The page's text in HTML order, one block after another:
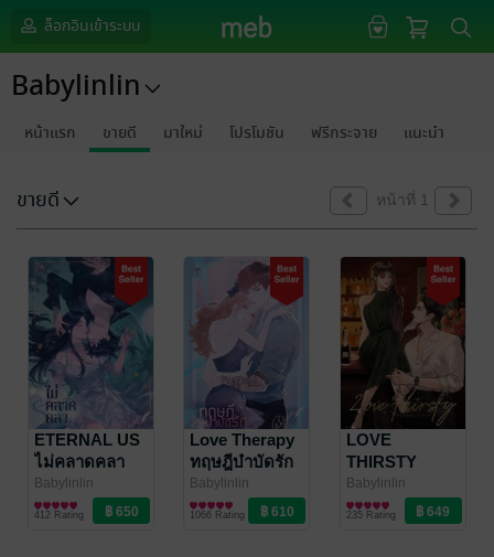
ล็อกอินเข้าระบบ
Babylinlin
หน้าแรก ขายดี มาใหม่ โปรโมชัน ฟรีกระจาย แนะนำ
ขายดี หน้าที่ 1
ETERNAL US
ไม่คลาดคลา
Babylinlin
นิยายรัก
412 Rating
Love Therapy
ทฤษฎีบำบัดรัก
Babylinlin
นิยายรัก
1066 Rating
LOVE
THIRSTY
ทฤษฎีกระหาย
รัก
Babylinlin
นิยายรัก
235 Rating